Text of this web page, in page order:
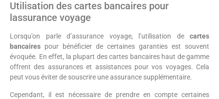
Utilisation des cartes bancaires pour
lassurance voyage
Lorsqu’on parle d’assurance voyage, l’utilisation de cartes
bancaires pour bénéficier de certaines garanties est souvent
évoquée. En effet, la plupart des cartes bancaires haut de gamme
offrent des assurances et assistances pour vos voyages. Cela
peut vous éviter de souscrire une assurance supplémentaire.
Cependant, il est nécessaire de prendre en compte certaines